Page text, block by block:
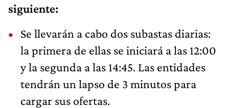
siguiente:
Se llevarán a cabo dos subastas diarias:
la primera de ellas se iniciará a las 12:00
y la segunda a las 14:45. Las entidades
tendrán un lapso de 3 minutos para
cargar sus ofertas.